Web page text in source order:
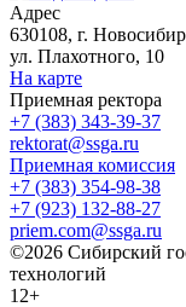
Адрес
630108, г.
ул. Плахотного, 10
На карте
Приемная ректора
+7 (383) 343-39-37
rektorat@ssga.ru
Приемная комиссия
+7 (383) 354-98-38
+7 (923) 132-88-27
priem.com@ssga.ru
©2026 Сибирский
технологий
12+